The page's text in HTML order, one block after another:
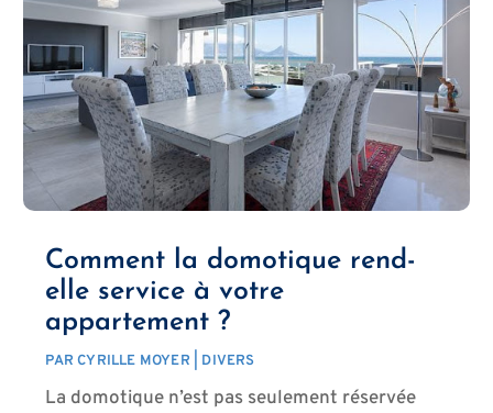
Comment la domotique rend-
elle service à votre
appartement ?
PARCYRILLE MOYER DIVERS
La domotique n’est pas seulement réservée